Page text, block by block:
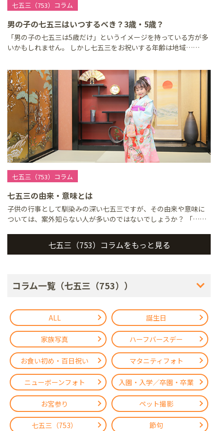
七五三（753）コラム
男の子の七五三はいつするべき？3歳・5歳？
「男の子の七五三は5歳だけ」というイメージを持っている方が多
いかもしれません。 しかし七五三をお祝いする年齢は地域……
七五三（753）コラム
七五三の由来・意味とは
子供の行事として馴染みの深い七五三ですが、その由来や意味に
ついては、案外知らない人が多いのではないでしょうか？ 「……
七五三（753）コラムをもっと見る
コラム一覧（七五三（753））
ALL 誕生日
家族写真 ハーフバースデー
お食い初め・百日祝い マタニティフォト
ニューボーンフォト 入園・入学／卒園・卒業
お宮参り ペット撮影
七五三（753） 節句